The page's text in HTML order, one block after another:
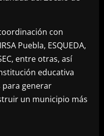
con
Puebla, ESQUEDA,
entre otras, así
educativa
para generar
un municipio más